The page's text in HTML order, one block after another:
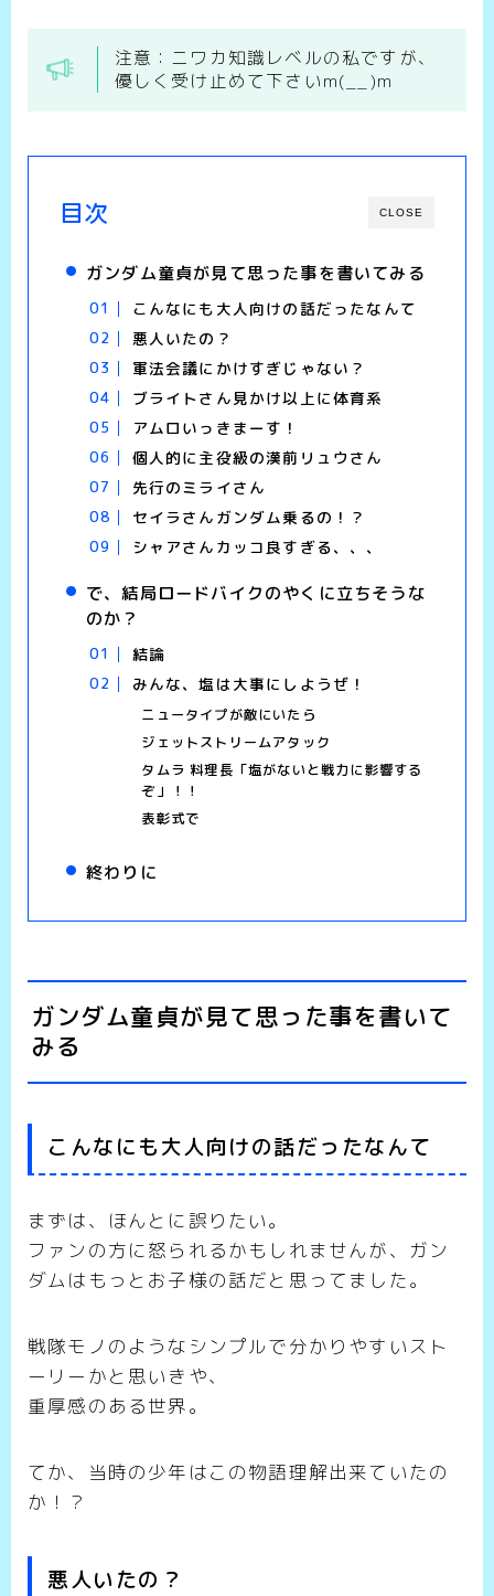
注意：ニワカ知識レベルの私ですが、
優しく受け止めて下さいm(__)m
CLOSE
目次
ガンダム童貞が見て思った事を書いてみる
こんなにも大人向けの話だったなんて
悪人いたの？
軍法会議にかけすぎじゃない？
ブライトさん見かけ以上に体育系
アムロいっきまーす！
個人的に主役級の漢前リュウさん
先行のミライさん
セイラさんガンダム乗るの！？
シャアさんカッコ良すぎる、、、
で、結局ロードバイクのやくに立ちそうな
のか？
結論
みんな、塩は大事にしようぜ！
ニュータイプが敵にいたら
ジェットストリームアタック
タムラ 料理長「塩がないと戦力に影響する
ぞ」！！
表彰式で
終わりに
ガンダム童貞が見て思った事を書いて
みる
こんなにも大人向けの話だったなんて
まずは、ほんとに誤りたい。
ファンの方に怒られるかもしれませんが、ガン
ダムはもっとお子様の話だと思ってました。
戦隊モノのようなシンプルで分かりやすいスト
ーリーかと思いきや、
重厚感のある世界。
てか、当時の少年はこの物語理解出来ていたの
か！？
悪人いたの？